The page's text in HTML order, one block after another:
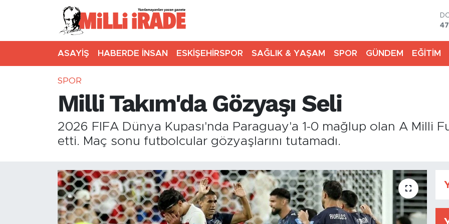
ASAYİŞ HABERDE İNSAN ESKİŞEHİRSPOR SAĞLIK & YAŞAM SPOR GÜNDEM EĞİTİM
SPOR
Milli Takım'da Gözyaşı Seli
2026 FIFA Dünya Kupası'nda Paraguay'a 1-0 mağlup olan A Milli
etti. Maç sonu futbolcular gözyaşlarını tutamadı.